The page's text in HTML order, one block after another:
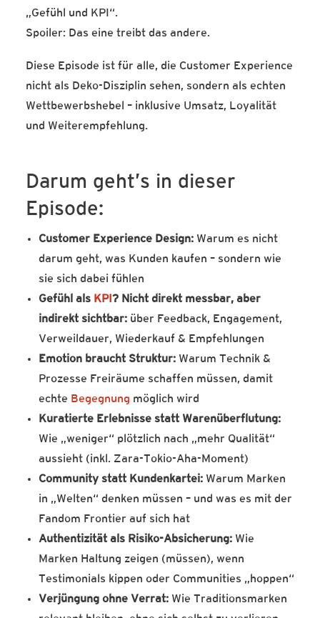
„Gefühl und KPI“.
Spoiler: Das eine treibt das andere.
Diese Episode ist für alle, die Customer Experience
nicht als Deko-Disziplin sehen, sondern als echten
Wettbewerbshebel – inklusive Umsatz, Loyalität
und Weiterempfehlung.
Darum geht’s in dieser
Episode:
Customer Experience Design: Warum es nicht
darum geht, was Kunden kaufen – sondern wie
sie sich dabei fühlen
Gefühl als KPI ? Nicht direkt messbar, aber
indirekt sichtbar: über Feedback, Engagement,
Verweildauer, Wiederkauf & Empfehlungen
Emotion braucht Struktur: Warum Technik &
Prozesse Freiräume schaffen müssen, damit
echte Begegnung möglich wird
Kuratierte Erlebnisse statt Warenüberflutung:
Wie „weniger“ plötzlich nach „mehr Qualität“
aussieht (inkl. Zara-Tokio-Aha-Moment)
Community statt Kundenkartei: Warum Marken
in „Welten“ denken müssen – und was es mit der
Fandom Frontier auf sich hat
Authentizität als Risiko-Absicherung: Wie
Marken Haltung zeigen (müssen), wenn
Testimonials kippen oder Communities „hoppen“
Verjüngung ohne Verrat: Wie Traditionsmarken